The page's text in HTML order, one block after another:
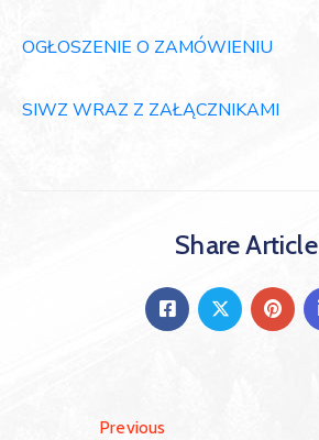
OGŁOSZENIE O ZAMÓWIENIU
SIWZ WRAZ Z ZAŁĄCZNIKAMI
Share Article
Previous